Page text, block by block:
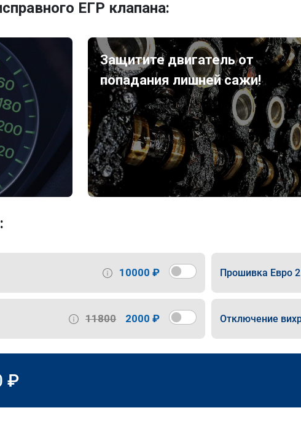
ЕГР клапана:
Защитите двигатель от
попадания лишней сажи!
10000 ₽ Прошивка Евро 2
11800 2000 ₽ Отключение
₽